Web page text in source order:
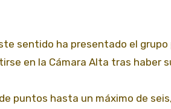
sentido ha presentado el
en la Cámara Alta tras haber
puntos hasta un máximo de